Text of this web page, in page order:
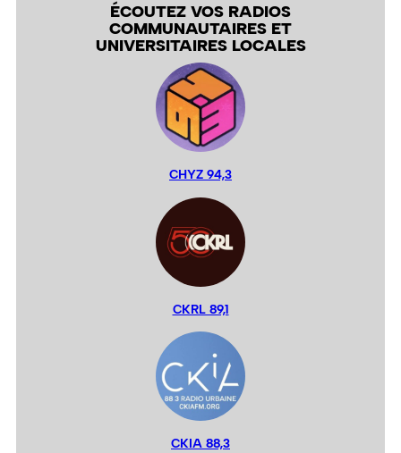
ÉCOUTEZ VOS RADIOS
COMMUNAUTAIRES ET
UNIVERSITAIRES LOCALES
CHYZ 94,3
CKRL 89,1
CKIA 88,3